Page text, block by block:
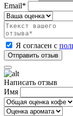
Email*
Я согласен с
Написать отзыв
Имя